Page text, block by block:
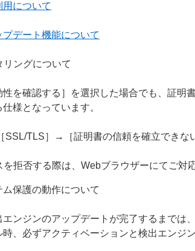
について
デート機能について
ングについて
を確認する］を選択した場合でも、証
様となっています。
TLS］→［証明書の信頼を確立できな
拒否する際は、Webブラウザーにてご対
保護の動作について
ンジンのアップデートが完了するまでは
、必ずアクティベーションと検出エンジ